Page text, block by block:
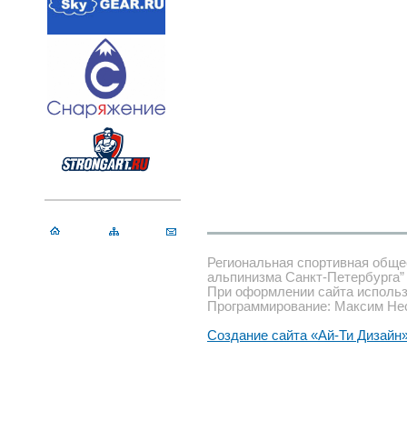
Региональная спортивная
альпинизма Санкт-Петербурга”
При оформлении сайта
Программирование: Максим
Создание сайта «Ай-Ти